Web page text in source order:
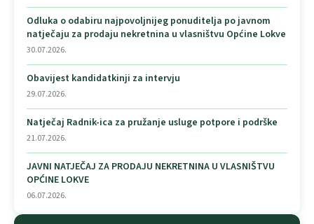
Odluka o odabiru najpovoljnijeg ponuditelja po javnom
natječaju za prodaju nekretnina u vlasništvu Općine Lokve
30.07.2026.
Obavijest kandidatkinji za intervju
29.07.2026.
Natječaj Radnik-ica za pružanje usluge potpore i podrške
21.07.2026.
JAVNI NATJEČAJ ZA PRODAJU NEKRETNINA U VLASNIŠTVU
OPĆINE LOKVE
06.07.2026.